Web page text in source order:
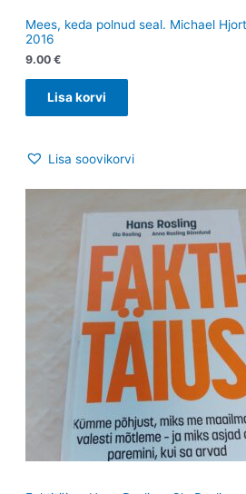
Mees, keda polnud seal. Michael
2016
9.00 €
Lisa korvi
Lisa soovikorvi